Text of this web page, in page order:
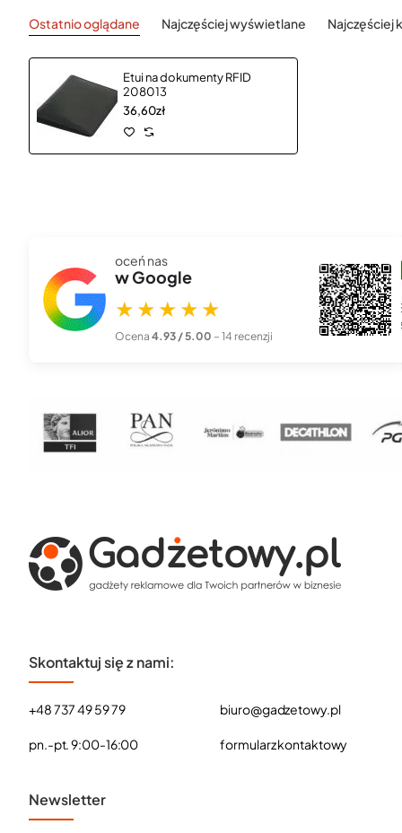
Ostatnio oglądane Najczęściej wyświetlane Najczęściej
Etui na dokumenty RFID
208013
36,60zł
oceń nas
w Google
★★★★★
Ocena 4.93 / 5.00 – 14 recenzji
szef00l 666
★★★★★27 lis 2025
Piękna, profesjonalna robota. Zamówiłem kalendarze z logo
firmy i przyszły dokła...
Skontaktuj się z nami:
+48 737 49 59 79
pn.-pt. 9:00-16:00
biuro@gadzetowy.pl
formularz kontaktowy
Newsletter